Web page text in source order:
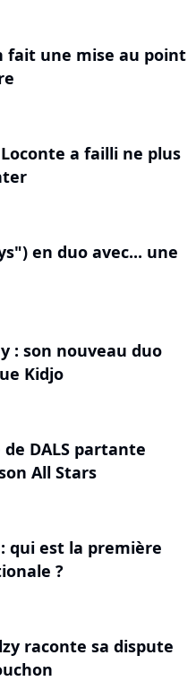
fait une mise au point
a failli ne plus
en duo avec... une
: son nouveau duo
Kidjo
DALS partante
All Stars
qui est la première
?
raconte sa dispute